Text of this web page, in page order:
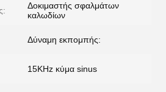
Δοκιμαστής σφαλμάτων
καλωδίων
Δύναμη εκπομπής:
15KHz κύμα sinus